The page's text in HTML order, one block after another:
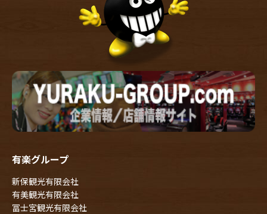
有楽グループ
新保観光有限会社
有美観光有限会社
冨士宮観光有限会社